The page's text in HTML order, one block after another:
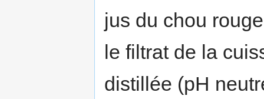
jus du chou
le filtrat de la
distillée (pH